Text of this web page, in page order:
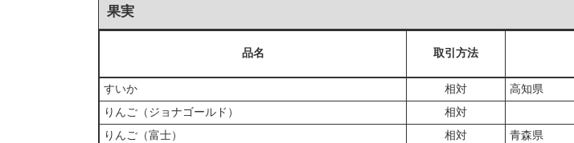
果実
品名 取引方法
すいか
相対 高知県
りんご（ジョナゴールド）
相対
りんご（富士）
相対 青森県